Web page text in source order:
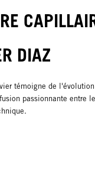
DIAZ
témoigne de
passionnante entre